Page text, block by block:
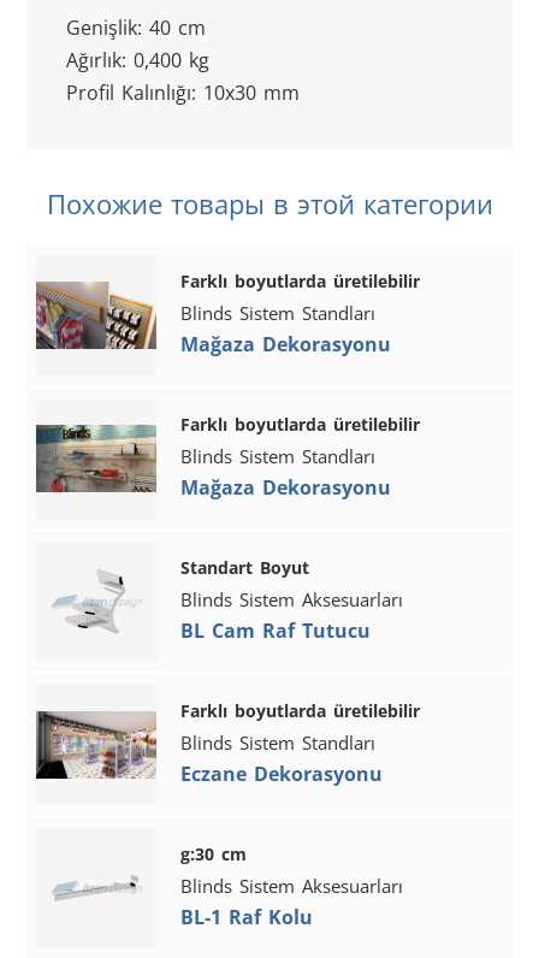
Genişlik: 40 cm
Ağırlık: 0,400 kg
Profil Kalınlığı: 10x30 mm
Похожие товары в этой категории
Farklı boyutlarda üretilebilir
Blinds Sistem Standları
Mağaza Dekorasyonu
Farklı boyutlarda üretilebilir
Blinds Sistem Standları
Mağaza Dekorasyonu
Standart Boyut
Blinds Sistem Aksesuarları
BL Cam Raf Tutucu
Farklı boyutlarda üretilebilir
Blinds Sistem Standları
Eczane Dekorasyonu
g:30 cm
Blinds Sistem Aksesuarları
BL-1 Raf Kolu